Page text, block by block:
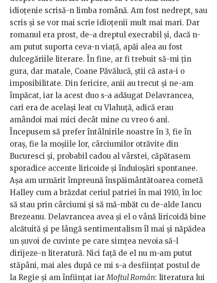
idioțenie scrisă-n limba română. Am fost nedrept, sau
scris și se vor mai scrie idioțenii mult mai mari. Dar
romanul era prost, de-a dreptul execrabil și, dacă n-
am putut suporta ceva-n viață, apăi alea au fost
dulcegăriile literare. În fine, ar fi trebuit să-mi țin
gura, dar matale, Coane Păvălucă, știi că asta-i o
imposibilitate. Din fericire, anii au trecut și ne-am
împăcat, iar la acest duo s-a adăugat Delavrancea,
cari era de același leat cu Vlahuță, adică erau
amândoi mai mici decât mine cu vreo 6 ani.
Începusem să prefer întâlnirile noastre în 3, fie în
oraș, fie la moșiile lor, cârciumilor otrăvite din
Bucuresci și, probabil cadou al vârstei, căpătasem
sporadice accente liricoide și înduioșări spontanee.
Așa am urmărit împreună înspăimântătoarea cometă
Halley cum a brăzdat ceriul patriei în mai 1910, în loc
să stau prin cârciumi și să mă-mbăt cu de-alde Iancu
Brezeanu. Delavrancea avea și el o vână liricoidă bine
alcătuită și pe lângă sentimentalism îl mai și năpădea
un șuvoi de cuvinte pe care simțea nevoia să-l
dirijeze-n literatură. Nici față de el nu m-am putut
stăpâni, mai ales după ce mi s-a desființat postul de
la Regie și am înființat iarMoftul Român: literatura lui